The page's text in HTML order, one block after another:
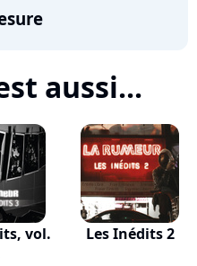
aussi...
vol.
Les Inédits 2